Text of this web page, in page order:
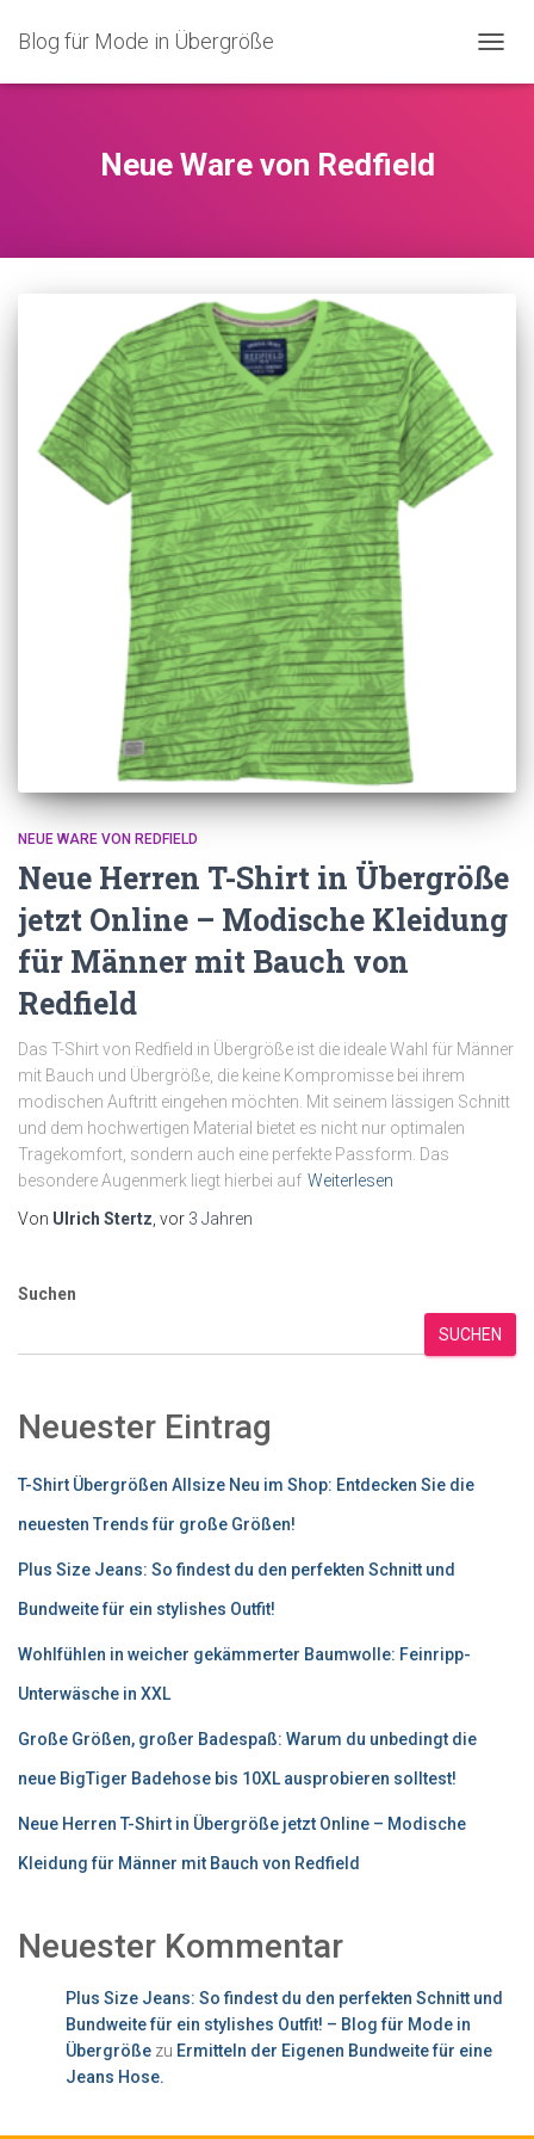
Blog für Mode in Übergröße
Neue Ware von Redfield
NEUE WARE VON REDFIELD
Neue Herren T-Shirt in Übergröße
jetzt Online – Modische Kleidung
für Männer mit Bauch von
Redfield
Das T-Shirt von Redfield in Übergröße ist die ideale Wahl für Männer
mit Bauch und Übergröße, die keine Kompromisse bei ihrem
modischen Auftritt eingehen möchten. Mit seinem lässigen Schnitt
und dem hochwertigen Material bietet es nicht nur optimalen
Tragekomfort, sondern auch eine perfekte Passform. Das
besondere Augenmerk liegt hierbei auf Weiterlesen
Von Ulrich Stertz , vor 3 Jahren
Suchen
SUCHEN
Neuester Eintrag
T-Shirt Übergrößen Allsize Neu im Shop: Entdecken Sie die
neuesten Trends für große Größen!
Plus Size Jeans: So findest du den perfekten Schnitt und
Bundweite für ein stylishes Outfit!
Wohlfühlen in weicher gekämmerter Baumwolle: Feinripp-
Unterwäsche in XXL
Große Größen, großer Badespaß: Warum du unbedingt die
neue BigTiger Badehose bis 10XL ausprobieren solltest!
Neue Herren T-Shirt in Übergröße jetzt Online – Modische
Kleidung für Männer mit Bauch von Redfield
Neuester Kommentar
Plus Size Jeans: So findest du den perfekten Schnitt und
Bundweite für ein stylishes Outfit! – Blog für Mode in
Übergröße zu Ermitteln der Eigenen Bundweite für eine
Jeans Hose.